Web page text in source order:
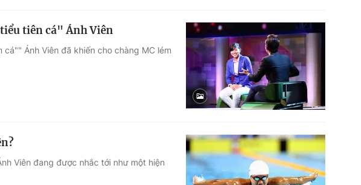
tiên cá" Ánh Viên
Ánh Viên đã khiến cho chàng MC lém
Viên đang được nhắc tới như một hiện